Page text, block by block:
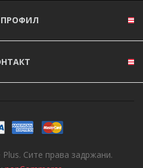
ПРОФИЛ
Сите права задржани.